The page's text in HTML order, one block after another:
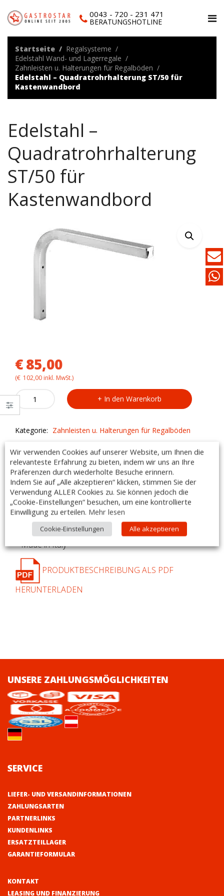
0043 - 720 - 231 471
BERATUNGSHOTLINE
Startseite
Regalsysteme
Edelstahl Wand- und Lagerregale
Zahnleisten u. Halterungen für Regalböden
Edelstahl – Quadratrohrhalterung ST/50 für
Kastenwandbord
Edelstahl –
Quadratrohrhalterung
ST/50 für
Kastenwandbord
€85,00
(€ 102,00 inkl. MwSt.)
Edelstahl
Quadratrohrhalterung
für
quantity
In den Warenkorb
Kategorie: Zahnleisten u. Halterungen für Regalböden
Beschreibung
Edelstahl – Quadratrohrhalterung ST/50
fürKastenwandablagen
– Quadratrohr 20 x 20 mm
– jede Wandablage ist mit 2 Halterungen vorgesehen
– für 1 Wandablage
– für Ablage 500 mm breit
– Made in Italy
PRODUKTBESCHREIBUNG ALS PDF
HERUNTERLADEN
UNSERE ZAHLUNGSMÖGLICHKEITEN
SERVICE
LIEFER- UND VERSANDINFORMATIONEN
ZAHLUNGSARTEN
PARTNERLINKS
KUNDENLINKS
ERSATZTEILLAGER
GARANTIEFORMULAR
KONTAKT
LEASING UND FINANZIERUNG
Wir verwenden Cookies auf unserer Website, um Ihnen die
relevanteste Erfahrung zu bieten, indem wir uns an Ihre
Präferenzen durch wiederholte Besuche erinnern.
Indem Sie auf „Alle akzeptieren“ klicken, stimmen Sie der
Verwendung ALLER Cookies zu. Sie können jedoch die
„Cookie-Einstellungen“ besuchen, um eine kontrollierte
Einwilligung zu erteilen. Mehr lesen
Cookie-Einstellungen Alle akzeptieren